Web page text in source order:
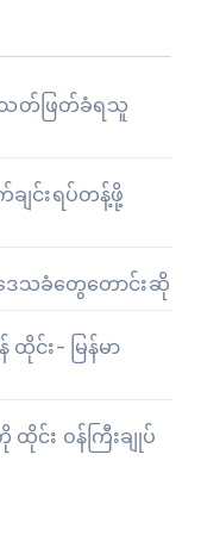
သတ်ဖြတ်ခံရသူ
ချင်းရပ်တန့်ဖို့
ဒေသခံတွေတောင်းဆို
ထိုင်း- မြန်မာ
ထိုင်း ဝန်ကြီးချုပ်